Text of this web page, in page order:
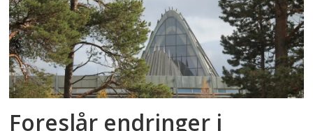
Foreslår endringer i